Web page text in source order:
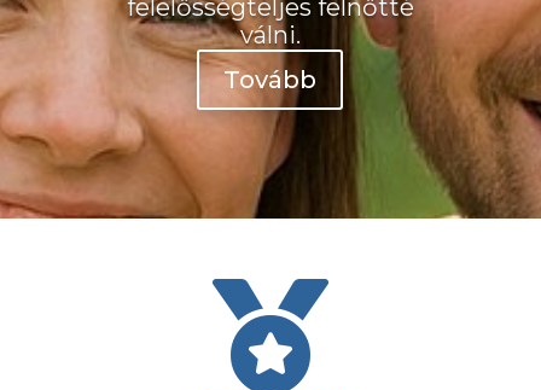
felelősségteljes felnőtté
válni.
Tovább
